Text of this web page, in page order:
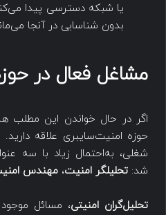
یا شبکه دسترسی پیدا
بدون شناسایی در آنجا
مشاغل فعال در
اگر در حال خواندن این مطلب
حوزه امنیت‌سایبری علاقه
شغلی، به‌احتمال زیاد با سه
شد: تحلیلگر امنیت، مهندس
تحلیل‌گران امنیتی، مسائل